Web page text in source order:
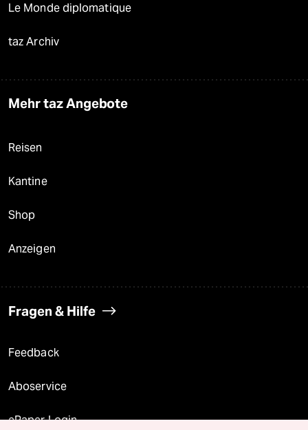
Le Monde diplomatique
taz Archiv
Mehr taz Angebote
Reisen
Kantine
Shop
Anzeigen
Fragen & Hilfe
Feedback
Aboservice
ePaper Login